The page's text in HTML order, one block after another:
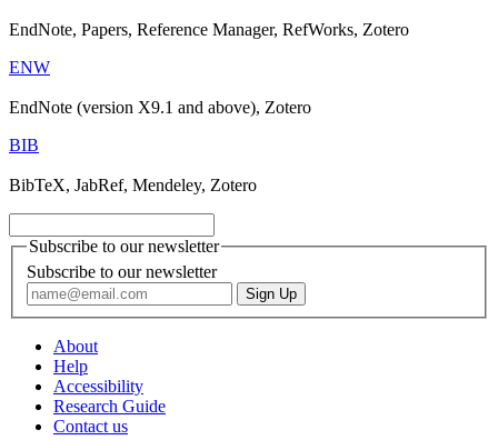
EndNote, Papers, Reference Manager, RefWorks, Zotero
ENW
EndNote (version X9.1 and above), Zotero
BIB
BibTeX, JabRef, Mendeley, Zotero
Subscribe to our newsletter
Subscribe to our newsletter
About
Help
Accessibility
Research Guide
Contact us